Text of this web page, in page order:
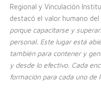
Regional y Vinculación
destacó el valor humano del
porque capacitarse y
personal. Este lugar está
también para contener y
y desde lo efectivo. Cada
formación para cada uno de